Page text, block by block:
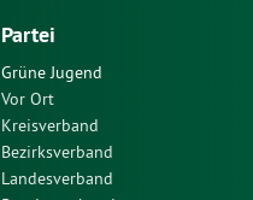
Partei
Grüne Jugend
Vor Ort
Kreisverband
Bezirksverband
Landesverband